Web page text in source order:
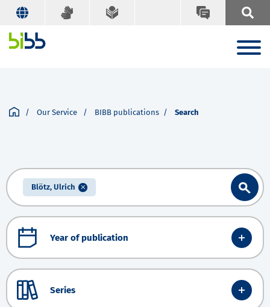
Our Service BIBB publications Search
Blötz, Ulrich
Year of publication
Series